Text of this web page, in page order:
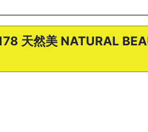
天然美 NATURAL